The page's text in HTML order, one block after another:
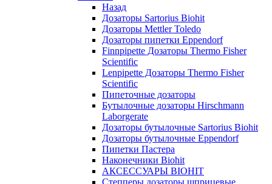
Назад
Дозаторы Sartorius Biohit
Дозаторы Mettler Toledo
Дозаторы пипетки Eppendorf
Finnpipette Дозаторы Thermo Fisher
Scientific
Lenpipette Дозаторы Thermo Fisher
Scientific
Пипеточные дозаторы
Бутылочные дозаторы Hirschmann
Laborgerate
Дозаторы бутылочные Sartorius Biohit
Дозаторы бутылочные Eppendorf
Пипетки Пастера
Наконечники Biohit
АКСЕССУАРЫ BIOHIT
Степперы дозаторы шприцевые